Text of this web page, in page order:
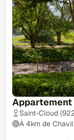
Appartement
Saint-Cloud
À 4km de